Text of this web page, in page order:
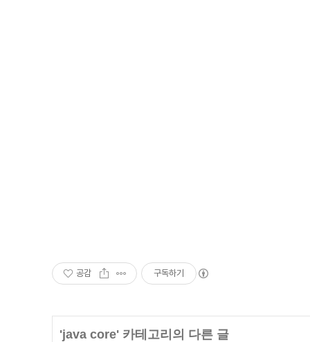
공감 구독하기
'java core' 카테고리의 다른 글